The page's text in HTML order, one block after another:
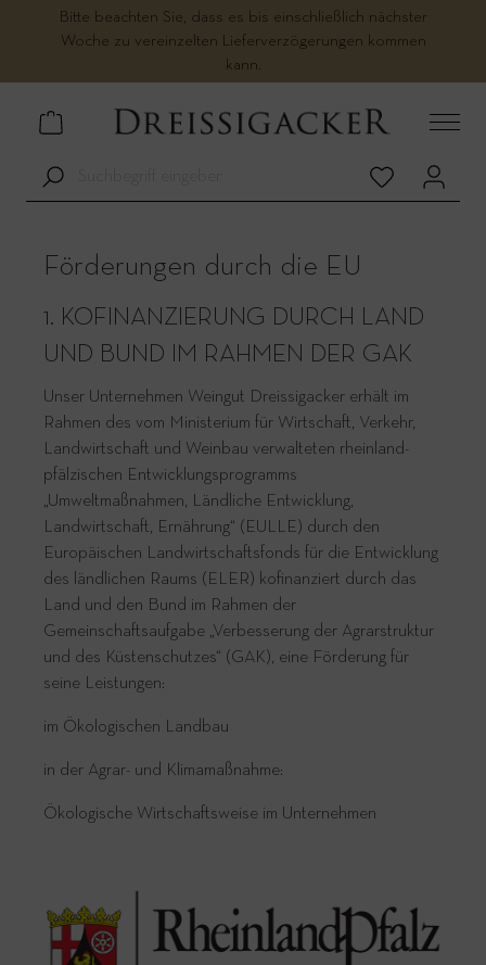
Bitte beachten Sie, dass es bis einschließlich nächster
Woche zu vereinzelten Lieferverzögerungen kommen
kann.
Förderungen durch die EU
1. KOFINANZIERUNG DURCH LAND
UND BUND IM RAHMEN DER GAK
Unser Unternehmen Weingut Dreissigacker erhält im
Rahmen des vom Ministerium für Wirtschaft, Verkehr,
Landwirtschaft und Weinbau verwalteten rheinland-
pfälzischen Entwicklungsprogramms
„Umweltmaßnahmen, Ländliche Entwicklung,
Landwirtschaft, Ernährung“ (EULLE) durch den
Europäischen Landwirtschaftsfonds für die Entwicklung
des ländlichen Raums (ELER) kofinanziert durch das
Land und den Bund im Rahmen der
Gemeinschaftsaufgabe „Verbesserung der Agrarstruktur
und des Küstenschutzes“ (GAK), eine Förderung für
seine Leistungen:
im Ökologischen Landbau
in der Agrar- und Klimamaßnahme:
Ökologische Wirtschaftsweise im Unternehmen